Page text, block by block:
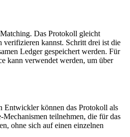
Das Protokoll gleicht
verifizieren kannst. Schritt drei ist die
Ledger gespeichert werden. Für
kann verwendet werden, um über
Entwickler können das Protokoll als
teilnehmen, die für das
ohne sich auf einen einzelnen